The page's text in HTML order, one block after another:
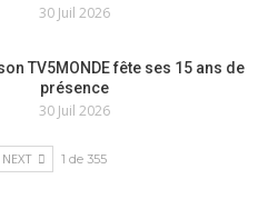
30 Juil 2026
TV5MONDE fête ses 15 ans de
présence
30 Juil 2026
NEXT 1 de 355